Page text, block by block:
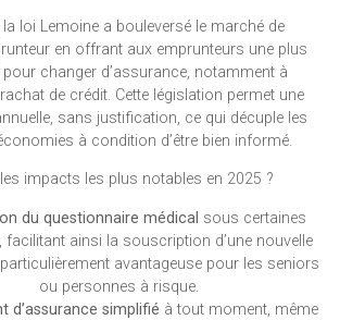
la loi Lemoine a bouleversé le marché de
en offrant aux emprunteurs une plus
pour changer d’assurance, notamment à
rachat de crédit. Cette législation permet une
sans justification, ce qui décuple les
à condition d’être bien informé.
impacts les plus notables en 2025 ?
du questionnaire médical sous certaines
facilitant ainsi la souscription d’une nouvelle
avantageuse pour les seniors
ou personnes à risque.
d’assurance simplifié à tout moment, même